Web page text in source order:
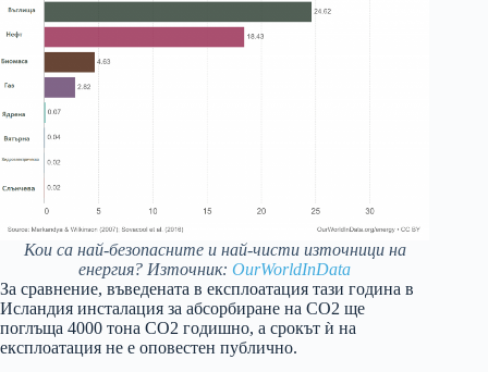
Кои са най-безопасните и най-чисти източници на
енергия? Източник:OurWorldInData
За сравнение, въведената в експлоатация тази година в
Исландия инсталация за абсорбиране на CO2 ще
поглъща 4000 тона CO2 годишно, а срокът ѝ на
експлоатация не е оповестен публично.